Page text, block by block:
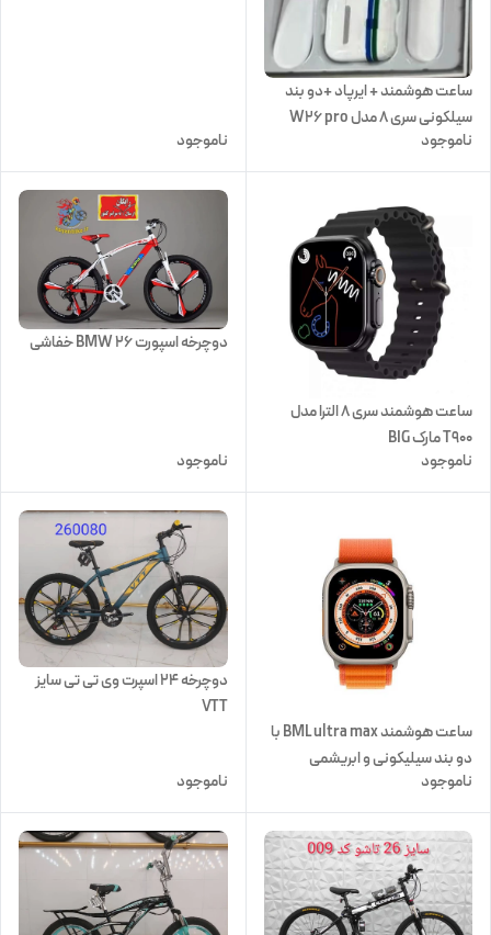
ساعت هوشمند + ایرپاد +دو بند
سیلکونی سری 8 مدل W26 pro
max
ناموجود ناموجود
ساعت هوشمند سری ۸ الترا مدل
T900 مارک BIG
ناموجود
دوچرخه اسپورت 26 BMW خفاشی
ناموجود
ساعت هوشمند BML ultra max با
دو بند سیلیکونی و ابریشمی
ناموجود
دوچرخه 24 اسپرت وی تی تی سایز
VTT
ناموجود